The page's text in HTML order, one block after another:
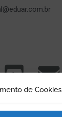
de Cookies